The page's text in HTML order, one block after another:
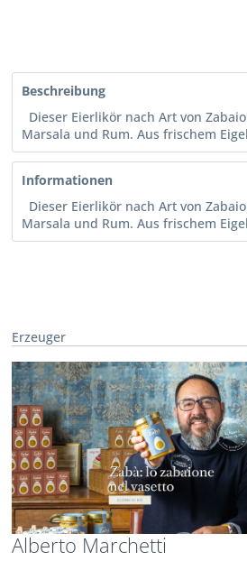
Beschreibung
Dieser Eierlikör nach Art von
Marsala und Rum. Aus frischem
Informationen
Dieser Eierlikör nach Art von
Marsala und Rum. Aus frischem
Erzeuger
Alberto Marchetti